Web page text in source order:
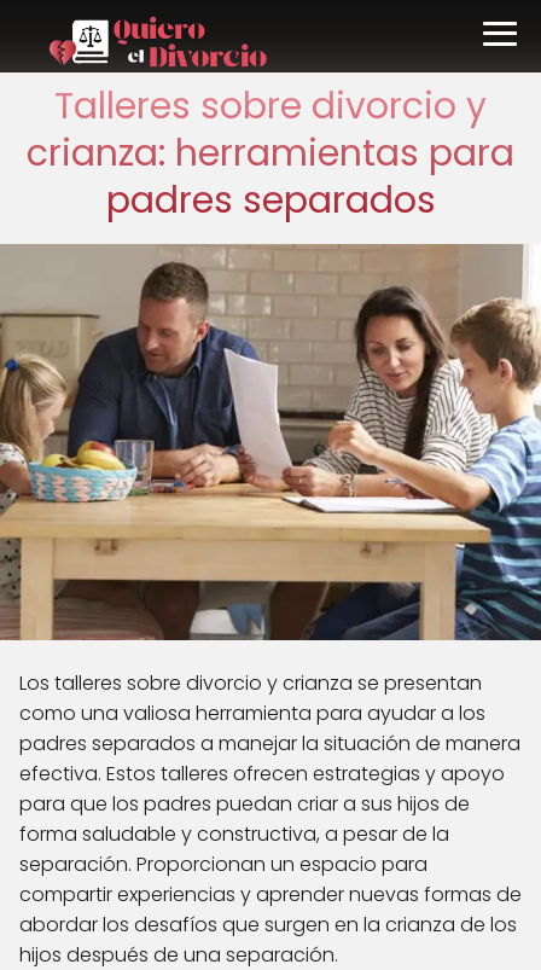
Talleres sobre divorcio y
crianza: herramientas para
padres separados
Los talleres sobre divorcio y crianza se presentan
como una valiosa herramienta para ayudar a los
padres separados a manejar la situación de manera
efectiva. Estos talleres ofrecen estrategias y apoyo
para que los padres puedan criar a sus hijos de
forma saludable y constructiva, a pesar de la
separación. Proporcionan un espacio para
compartir experiencias y aprender nuevas formas de
abordar los desafíos que surgen en la crianza de los
hijos después de una separación.